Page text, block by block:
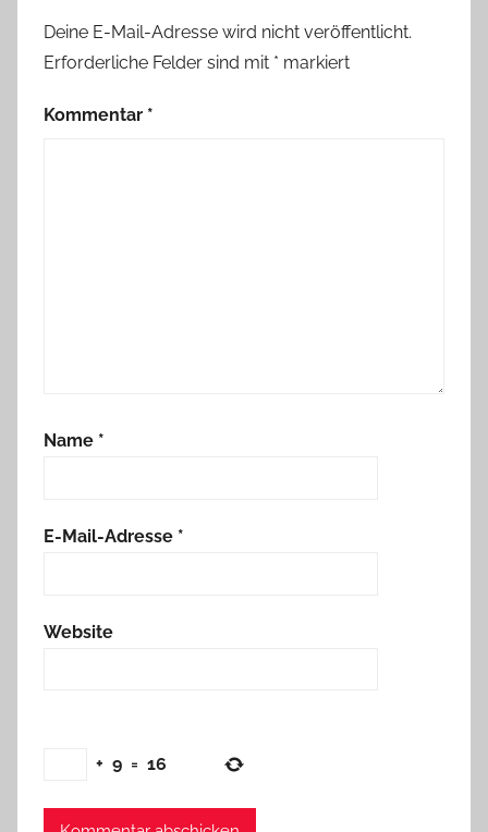
Deine E-Mail-Adresse wird nicht veröffentlicht.
Erforderliche Felder sind mit * markiert
Kommentar *
Name *
E-Mail-Adresse *
Website
+ 9 = 16